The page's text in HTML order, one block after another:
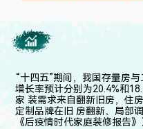
“十四五”期间，我国存量房
增长率预计分别为20.4%和
家 装需求来自翻新旧房，住
定制品牌在旧 房翻新、局部
《后疫情时代家庭装修报告》